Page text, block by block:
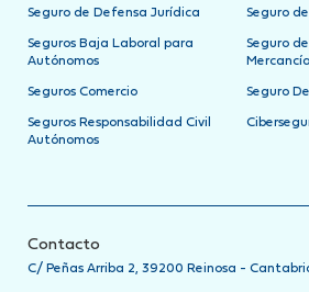
Seguro de Defensa Jurídica
Seguros Baja Laboral para
Autónomos
Seguros Comercio
Seguros Responsabilidad Civil
Autónomos
Seguro
Seguro
Seguro
Contacto
C/ Peñas Arriba 2, 39200 Reinosa -